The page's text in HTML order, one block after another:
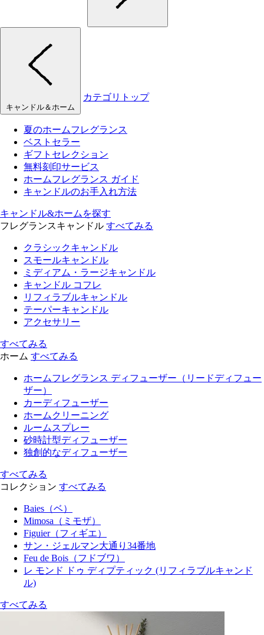
キャンドル＆ホーム
カテゴリトップ
夏のホームフレグランス
ベストセラー
ギフトセレクション
無料刻印サービス
ホームフレグランス ガイド
キャンドルのお手入れ方法
キャンドル&ホームを探す
フレグランスキャンドル すべてみる
クラシックキャンドル
スモールキャンドル
ミディアム・ラージキャンドル
キャンドル コフレ
リフィラブルキャンドル
テーパーキャンドル
アクセサリー
すべてみる
ホーム すべてみる
ホームフレグランス ディフューザー（リードディフュー
ザー）
カーディフューザー
ホームクリーニング
ルームスプレー
砂時計型ディフューザー
独創的なディフューザー
すべてみる
コレクション すべてみる
Baies（ベ）
Mimosa（ミモザ）
Figuier（フィギエ）
サン・ジェルマン大通り34番地
Feu de Bois（フドブワ）
レ モンド ドゥ ディプティック (リフィラブルキャンド
ル)
すべてみる